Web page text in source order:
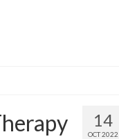
14
OCT 2022